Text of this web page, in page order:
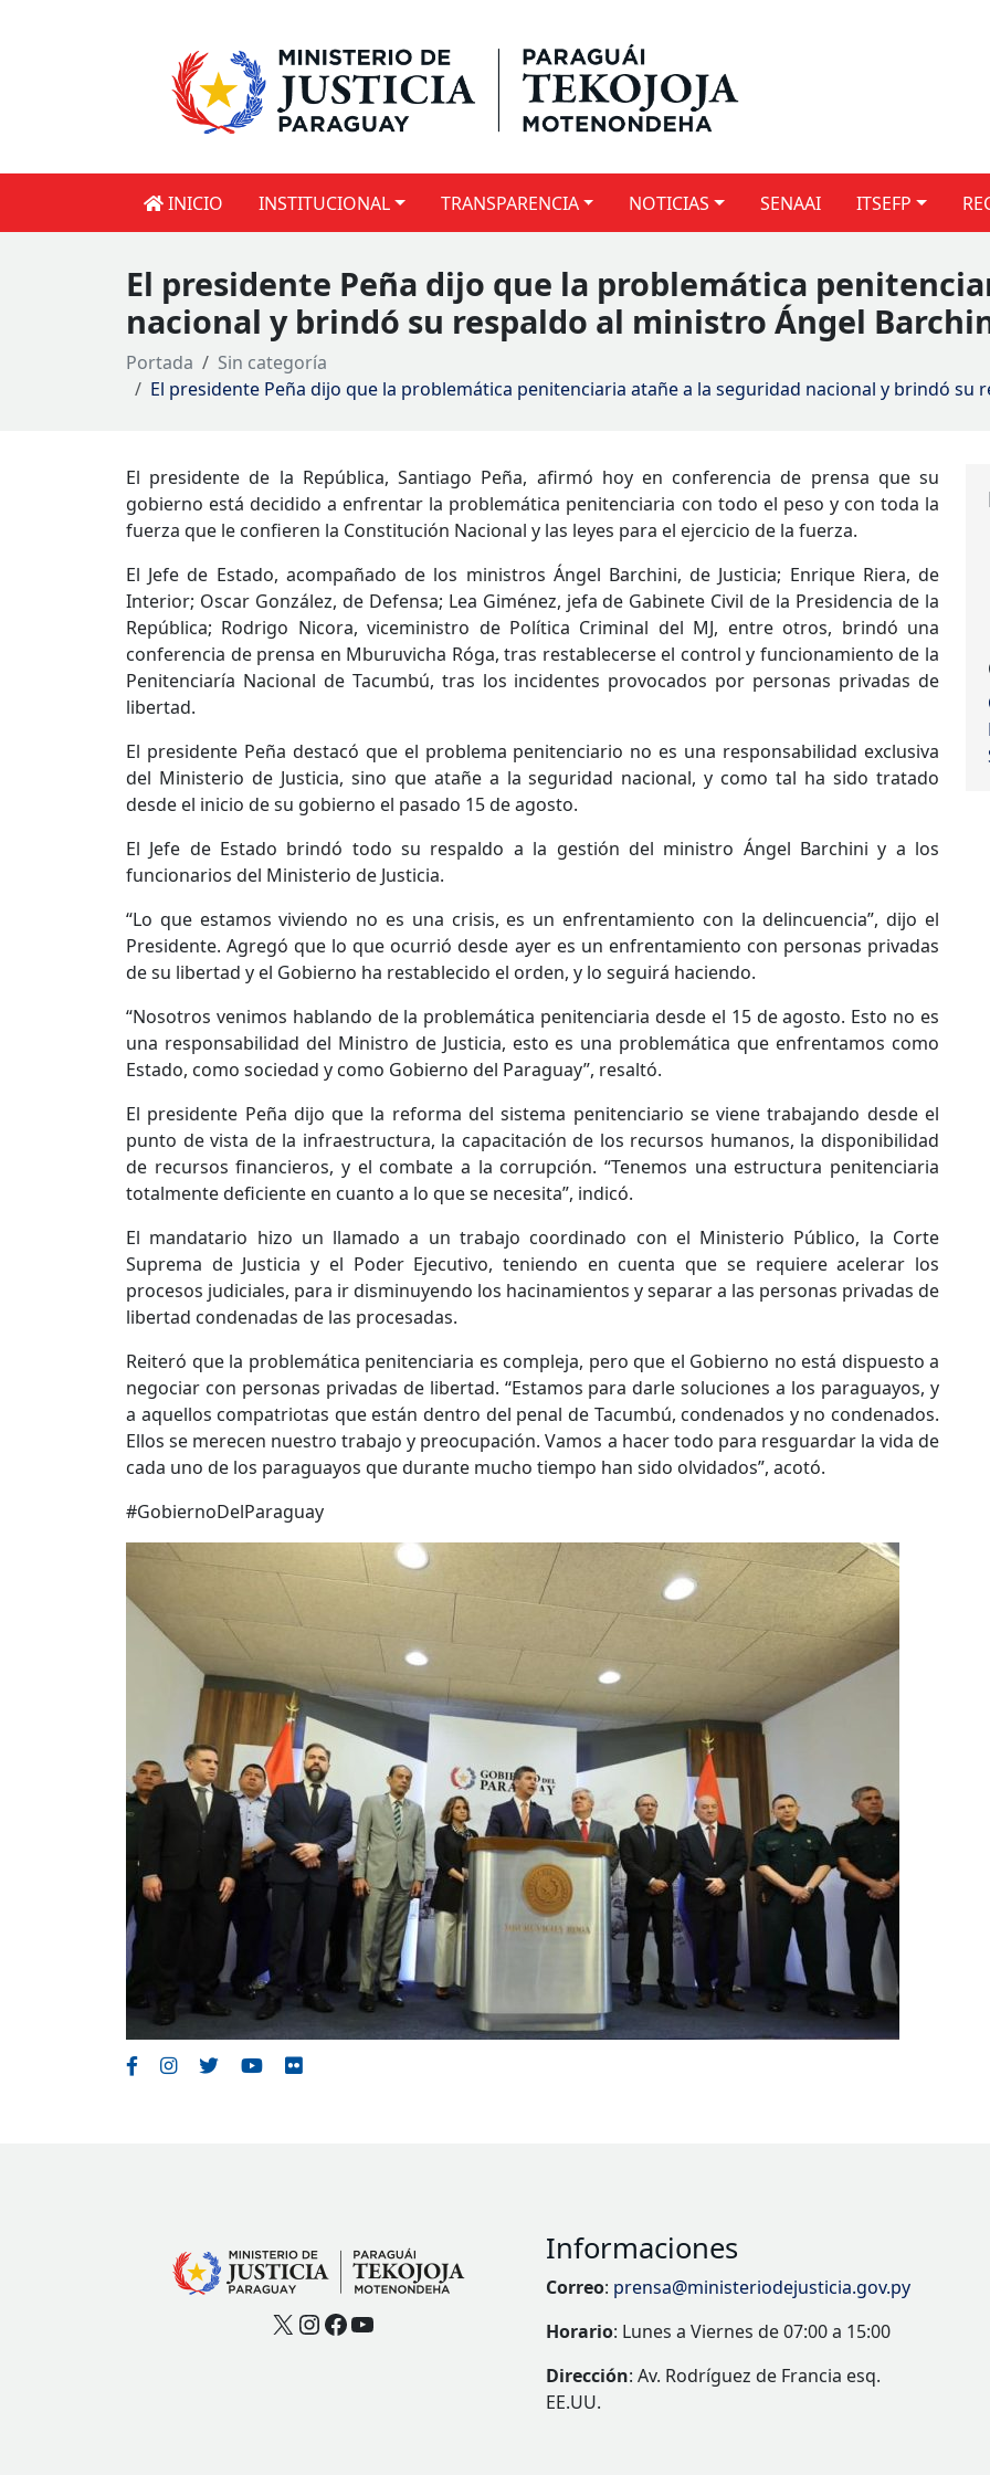
INICIO INSTITUCIONAL TRANSPARENCIA NOTICIAS SENAAI ITSEFP
El presidente Peña dijo que la problemática
nacional y brindó su respaldo al ministro Ángel
Portada
Sin categoría
El presidente Peña dijo que la problemática penitenciaria atañe a la seguridad nacional y brindó su
El presidente de la República, Santiago Peña, afirmó hoy en conferencia de prensa que su
gobierno está decidido a enfrentar la problemática penitenciaria con todo el peso y con toda la
fuerza que le confieren la Constitución Nacional y las leyes para el ejercicio de la fuerza.
El Jefe de Estado, acompañado de los ministros Ángel Barchini, de Justicia; Enrique Riera, de
Interior; Oscar González, de Defensa; Lea Giménez, jefa de Gabinete Civil de la Presidencia de la
República; Rodrigo Nicora, viceministro de Política Criminal del MJ, entre otros, brindó una
conferencia de prensa en Mburuvicha Róga, tras restablecerse el control y funcionamiento de la
Penitenciaría Nacional de Tacumbú, tras los incidentes provocados por personas privadas de
libertad.
El presidente Peña destacó que el problema penitenciario no es una responsabilidad exclusiva
del Ministerio de Justicia, sino que atañe a la seguridad nacional, y como tal ha sido tratado
desde el inicio de su gobierno el pasado 15 de agosto.
El Jefe de Estado brindó todo su respaldo a la gestión del ministro Ángel Barchini y a los
funcionarios del Ministerio de Justicia.
“Lo que estamos viviendo no es una crisis, es un enfrentamiento con la delincuencia”, dijo el
Presidente. Agregó que lo que ocurrió desde ayer es un enfrentamiento con personas privadas
de su libertad y el Gobierno ha restablecido el orden, y lo seguirá haciendo.
“Nosotros venimos hablando de la problemática penitenciaria desde el 15 de agosto. Esto no es
una responsabilidad del Ministro de Justicia, esto es una problemática que enfrentamos como
Estado, como sociedad y como Gobierno del Paraguay”, resaltó.
El presidente Peña dijo que la reforma del sistema penitenciario se viene trabajando desde el
punto de vista de la infraestructura, la capacitación de los recursos humanos, la disponibilidad
de recursos financieros, y el combate a la corrupción. “Tenemos una estructura penitenciaria
totalmente deficiente en cuanto a lo que se necesita”, indicó.
El mandatario hizo un llamado a un trabajo coordinado con el Ministerio Público, la Corte
Suprema de Justicia y el Poder Ejecutivo, teniendo en cuenta que se requiere acelerar los
procesos judiciales, para ir disminuyendo los hacinamientos y separar a las personas privadas de
libertad condenadas de las procesadas.
Reiteró que la problemática penitenciaria es compleja, pero que el Gobierno no está dispuesto a
negociar con personas privadas de libertad. “Estamos para darle soluciones a los paraguayos, y
a aquellos compatriotas que están dentro del penal de Tacumbú, condenados y no condenados.
Ellos se merecen nuestro trabajo y preocupación. Vamos a hacer todo para resguardar la vida de
cada uno de los paraguayos que durante mucho tiempo han sido olvidados”, acotó.
#GobiernoDelParaguay
X Instagram
Facebook
YouTube
Informaciones
Correo: prensa@ministeriodejusticia.gov.py
Horario: Lunes a Viernes de 07:00 a 15:00
Dirección: Av. Rodríguez de Francia esq.
EE.UU.